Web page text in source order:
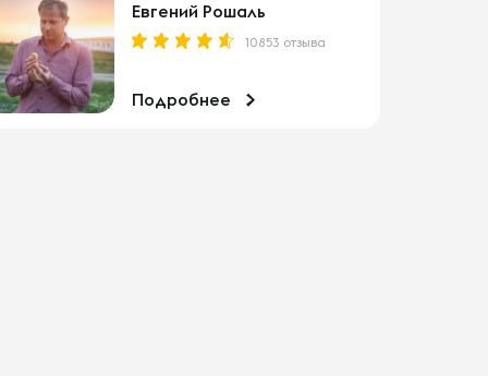
Евгений Рошаль
10853 отзыва
Подробнее